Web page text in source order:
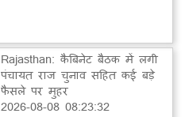
Rajasthan: कैबिनेट बैठक में लगी
पंचायत राज चुनाव सहित कई बड़े
फैसले पर मुहर
2026-08-08 08:23:32